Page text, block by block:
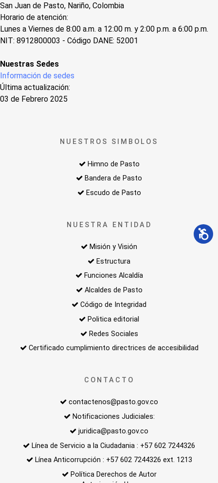
San Juan de Pasto, Nariño, Colombia
Horario de atención:
Lunes a Viernes de 8:00 a.m. a 12:00 m. y 2:00 p.m. a 6:00 p.m.
NIT: 8912800003 - Código DANE: 52001
Nuestras Sedes
Información de sedes
Última actualización:
03 de Febrero 2025
NUESTROS SIMBOLOS
Himno de Pasto
Bandera de Pasto
Escudo de Pasto
NUESTRA ENTIDAD
Misión y Visión
Estructura
Funciones Alcaldía
Alcaldes de Pasto
Código de Integridad
Politica editorial
Redes Sociales
Certificado cumplimiento directrices de accesibilidad
CONTACTO
contactenos@pasto.gov.co
Notificaciones Judiciales:
juridica@pasto.gov.co
Línea de Servicio a la Ciudadania : +57 602 7244326
Línea Anticorrupción : +57 602 7244326 ext. 1213
Política Derechos de Autor